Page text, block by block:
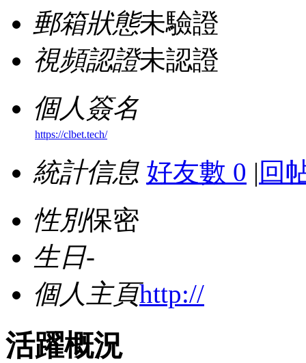
郵箱狀態未驗證
視頻認證未認證
個人簽名
https://clbet.tech/
統計信息 好友數 0 | 回
性別保密
生日-
個人主頁http://
活躍概況